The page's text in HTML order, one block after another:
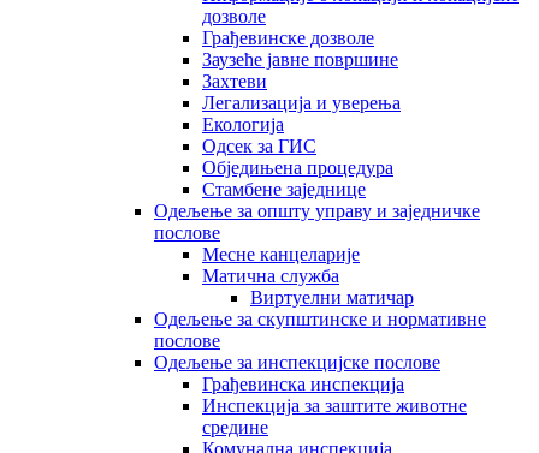
дозволе
Грађевинске дозволе
Заузеће јавне површине
Захтеви
Легализација и уверења
Екологија
Одсек за ГИС
Обједињена процедура
Стамбене заједнице
Oдељење за општу управу и заједничке
послове
Месне канцеларије
Матична служба
Виртуелни матичар
Одељење за скупштинске и нормативне
послове
Одељење за инспекцијске послове
Грађевинска инспекција
Инспекција за заштите животне
средине
Комунална инспекција